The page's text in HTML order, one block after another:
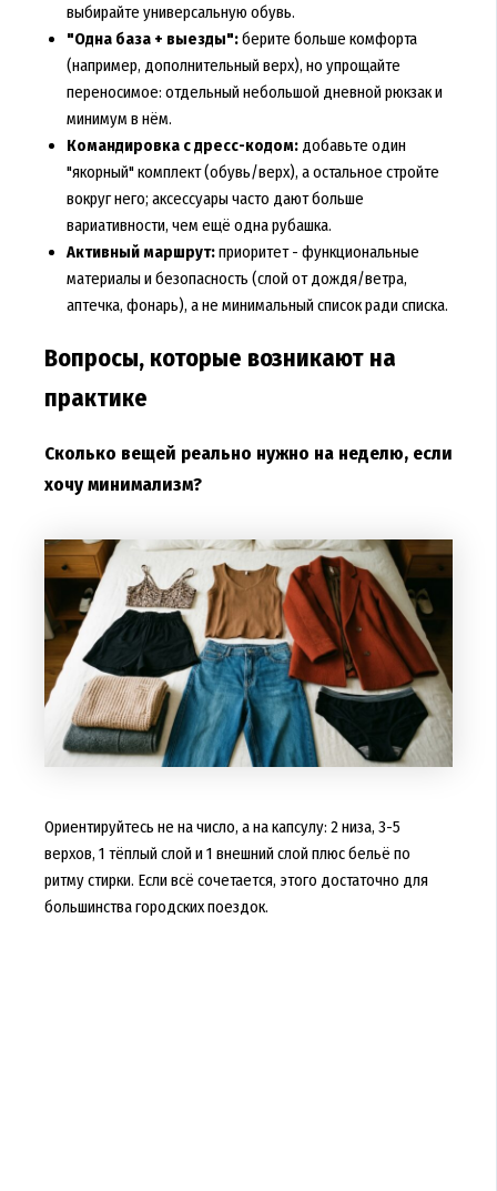
выбирайте универсальную обувь.
"Одна база + выезды":берите больше комфорта
(например, дополнительный верх), но упрощайте
переносимое: отдельный небольшой дневной рюкзак и
минимум в нём.
Командировка с дресс-кодом:добавьте один
"якорный" комплект (обувь/верх), а остальное стройте
вокруг него; аксессуары часто дают больше
вариативности, чем ещё одна рубашка.
Активный маршрут:приоритет - функциональные
материалы и безопасность (слой от дождя/ветра,
аптечка, фонарь), а не минимальный список ради списка.
Вопросы, которые возникают на
практике
Сколько вещей реально нужно на неделю, если
хочу минимализм?
Ориентируйтесь не на число, а на капсулу: 2 низа, 3-5
верхов, 1 тёплый слой и 1 внешний слой плюс бельё по
ритму стирки. Если всё сочетается, этого достаточно для
большинства городских поездок.